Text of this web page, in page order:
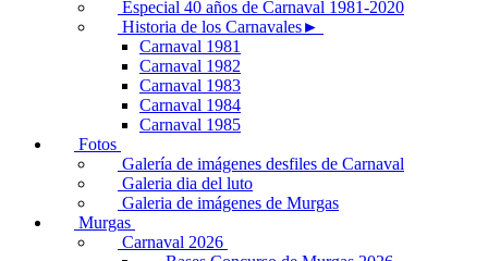
Especial 40 años de Carnaval 1981-2020
Historia de los Carnavales►
Carnaval 1981
Carnaval 1982
Carnaval 1983
Carnaval 1984
Carnaval 1985
Fotos
Galería de imágenes desfiles de Carnaval
Galeria dia del luto
Galeria de imágenes de Murgas
Murgas
Carnaval 2026